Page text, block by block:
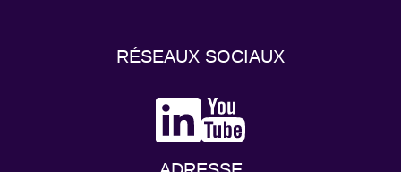
RÉSEAUX SOCIAUX